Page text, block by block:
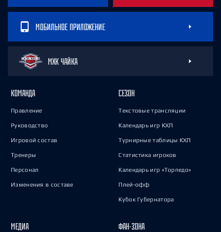
МОБИЛЬНОЕ ПРИЛОЖЕНИЕ
МХК ЧАЙКА
КОМАНДА
Правление
Руководство
Игровой состав
Тренеры
Персонал
Изменения в составе
СЕЗОН
Текстовые трансляции
Календарь игр КХЛ
Турнирные таблицы КХЛ
Статистика игроков
Календарь игр «Торпедо»
Плей-офф
Кубок Губернатора
МЕДИА ФАН-ЗОНА